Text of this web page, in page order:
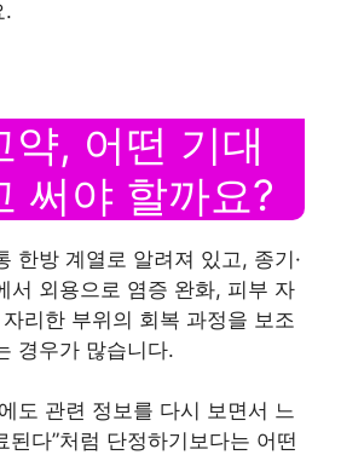
.
약, 어떤 기대
써야 할까요?
한방 계열로 알려져 있고, 종기·
서 외용으로 염증 완화, 피부 자
리한 부위의 회복 과정을 보조
경우가 많습니다.
도 관련 정보를 다시 보면서 느
된다”처럼 단정하기보다는 어떤